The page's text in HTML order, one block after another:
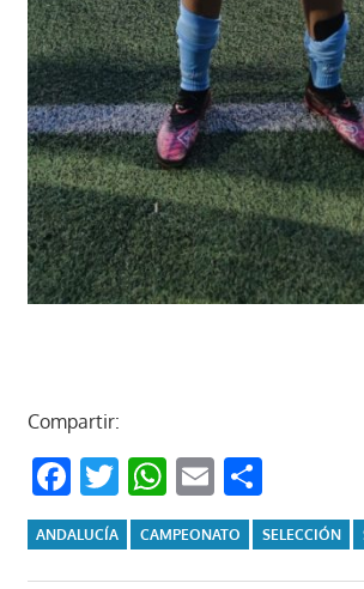
Compartir:
Facebook
Twitter
WhatsApp
Email
ANDALUCÍA CAMPEONATO SELECCIÓN